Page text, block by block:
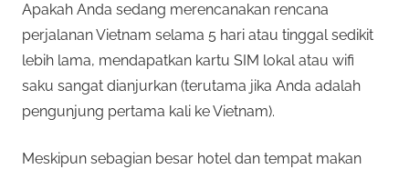
Apakah Anda sedang merencanakan rencana
perjalanan Vietnam selama 5 hari atau tinggal sedikit
lebih lama, mendapatkan kartu SIM lokal atau wifi
saku sangat dianjurkan (terutama jika Anda adalah
pengunjung pertama kali ke Vietnam).
Meskipun sebagian besar hotel dan tempat makan